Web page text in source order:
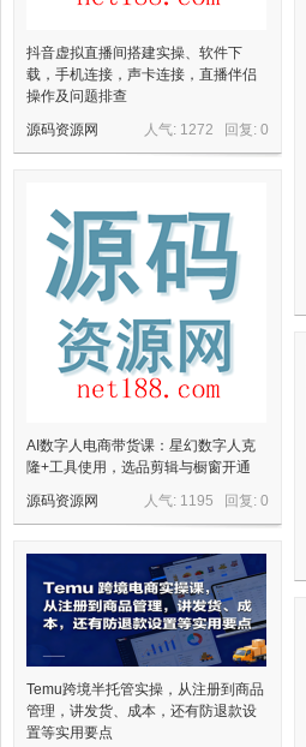
抖音虚拟直播间搭建实操、软件下
载，手机连接，声卡连接，直播伴侣
操作及问题排查
人气: 1272 回复: 0
源码资源网
AI数字人电商带货课：星幻数字人克
隆+工具使用，选品剪辑与橱窗开通
人气: 1195 回复: 0
源码资源网
Temu跨境半托管实操，从注册到商品
管理，讲发货、成本，还有防退款设
置等实用要点